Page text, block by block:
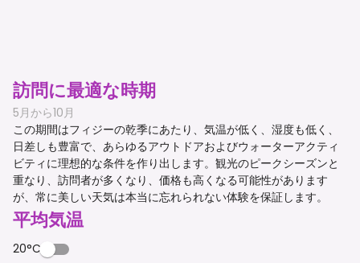
訪問に最適な時期
5月から10月
この期間はフィジーの乾季にあたり、気温が低く、湿度も低く、
日差しも豊富で、あらゆるアウトドアおよびウォーターアクティ
ビティに理想的な条件を作り出します。観光のピークシーズンと
重なり、訪問者が多くなり、価格も高くなる可能性があります
が、常に美しい天気は本当に忘れられない体験を保証します。
平均気温
20°C